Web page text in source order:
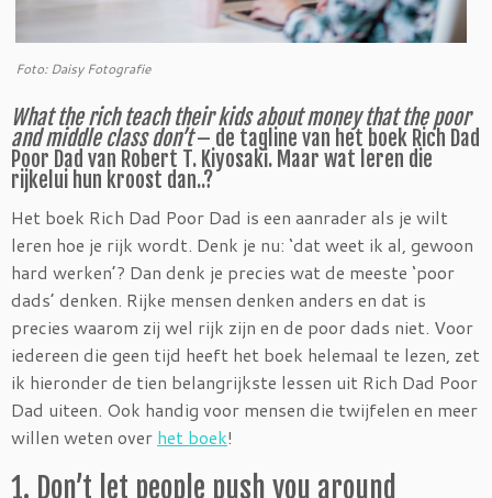
Foto: Daisy Fotografie
What the rich teach their kids about money that the poor
and middle class don’t– de tagline van het boek Rich Dad
Poor Dad van Robert T. Kiyosaki. Maar wat leren die
rijkelui hun kroost dan..?
Het boek Rich Dad Poor Dad is een aanrader als je wilt
leren hoe je rijk wordt. Denk je nu: ‘dat weet ik al, gewoon
hard werken’? Dan denk je precies wat de meeste ‘poor
dads’ denken. Rijke mensen denken anders en dat is
precies waarom zij wel rijk zijn en de poor dads niet. Voor
iedereen die geen tijd heeft het boek helemaal te lezen, zet
ik hieronder de tien belangrijkste lessen uit Rich Dad Poor
Dad uiteen. Ook handig voor mensen die twijfelen en meer
willen weten over het boek!
1. Don’t let people push you around